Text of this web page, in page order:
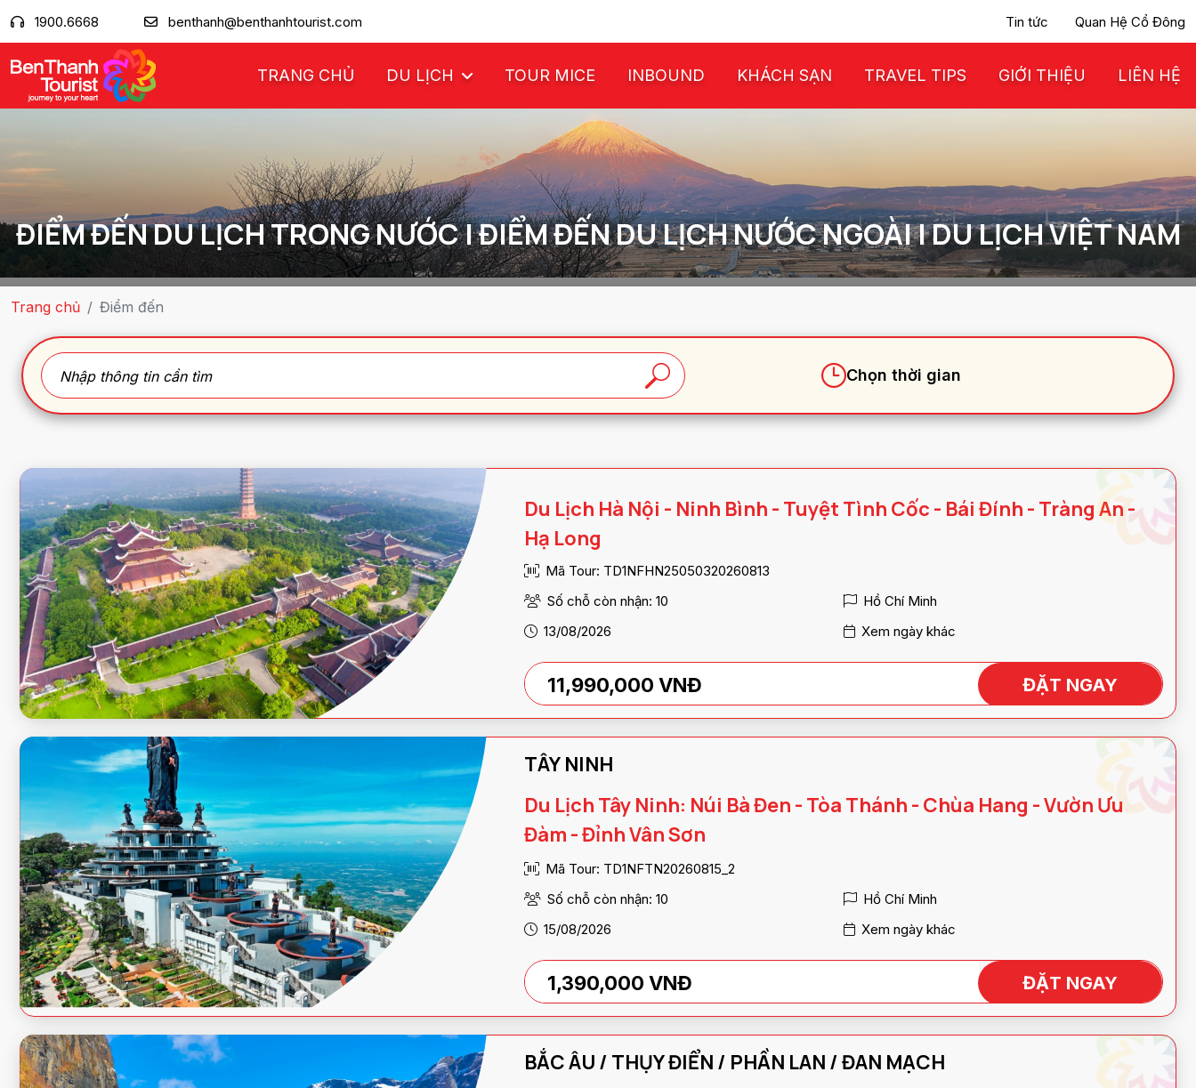
1900.6668 benthanh@benthanhtourist.com Tin tức Quan Hệ Cổ Đông
TRANG CHỦ DU LỊCH TOUR MICE INBOUND KHÁCH SẠN TRAVEL TIPS GIỚI THIỆU LIÊN HỆ
ĐIỂM ĐẾN DU LỊCH TRONG NƯỚC | ĐIỂM ĐẾN DU LỊCH NƯỚC NGOÀI | DU LỊCH VIỆT NAM
Trang chủ Điểm đến
Du Lịch Hà Nội - Ninh Bình - Tuyệt Tình Cốc - Bái Đính - Tràng An -
Hạ Long
Mã Tour: TD1NFHN25050320260813
Số chỗ còn nhận: 10
Hồ Chí Minh
13/08/2026
Xem ngày khác
11,990,000 VNĐ ĐẶT NGAY
TÂY NINH
Du Lịch Tây Ninh: Núi Bà Đen - Tòa Thánh - Chùa Hang - Vườn Ưu
Đàm - Đỉnh Vân Sơn
Mã Tour: TD1NFTN20260815_2
Số chỗ còn nhận: 10
Hồ Chí Minh
15/08/2026
Xem ngày khác
1,390,000 VNĐ ĐẶT NGAY
BẮC ÂU / THỤY ĐIỂN / PHẦN LAN / ĐAN MẠCH